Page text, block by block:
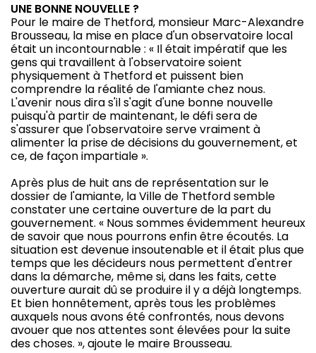
UNE BONNE NOUVELLE ?
Pour le maire de Thetford, monsieur Marc-Alexandre
Brousseau, la mise en place d'un observatoire local
était un incontournable : « Il était impératif que les
gens qui travaillent à l'observatoire soient
physiquement à Thetford et puissent bien
comprendre la réalité de l'amiante chez nous.
L'avenir nous dira s'il s'agit d'une bonne nouvelle
puisqu'à partir de maintenant, le défi sera de
s'assurer que l'observatoire serve vraiment à
alimenter la prise de décisions du gouvernement, et
ce, de façon impartiale ».
Après plus de huit ans de représentation sur le
dossier de l'amiante, la Ville de Thetford semble
constater une certaine ouverture de la part du
gouvernement. « Nous sommes évidemment heureux
de savoir que nous pourrons enfin être écoutés. La
situation est devenue insoutenable et il était plus que
temps que les décideurs nous permettent d'entrer
dans la démarche, même si, dans les faits, cette
ouverture aurait dû se produire il y a déjà longtemps.
Et bien honnêtement, après tous les problèmes
auxquels nous avons été confrontés, nous devons
avouer que nos attentes sont élevées pour la suite
des choses. », ajoute le maire Brousseau.